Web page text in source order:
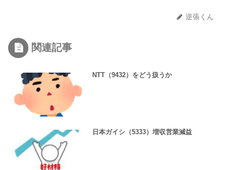
逆張くん
関連記事
NTT（9432）をどう扱うか
日本ガイシ（5333）増収営業減益